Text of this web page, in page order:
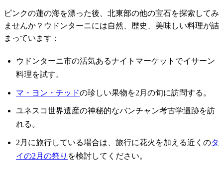
ピンクの蓮の海を漂った後、北東部の他の宝石を探索してみ
ませんか？ウドンターニには自然、歴史、美味しい料理が詰
まっています：
ウドンターニ市の活気あるナイトマーケットでイサーン
料理を試す。
マ・ヨン・チッドの珍しい果物を2月の旬に訪問する。
ユネスコ世界遺産の神秘的なバンチャン考古学遺跡を訪
れる。
2月に旅行している場合は、旅行に花火を加える近くのタ
イの2月の祭り を検討してください。